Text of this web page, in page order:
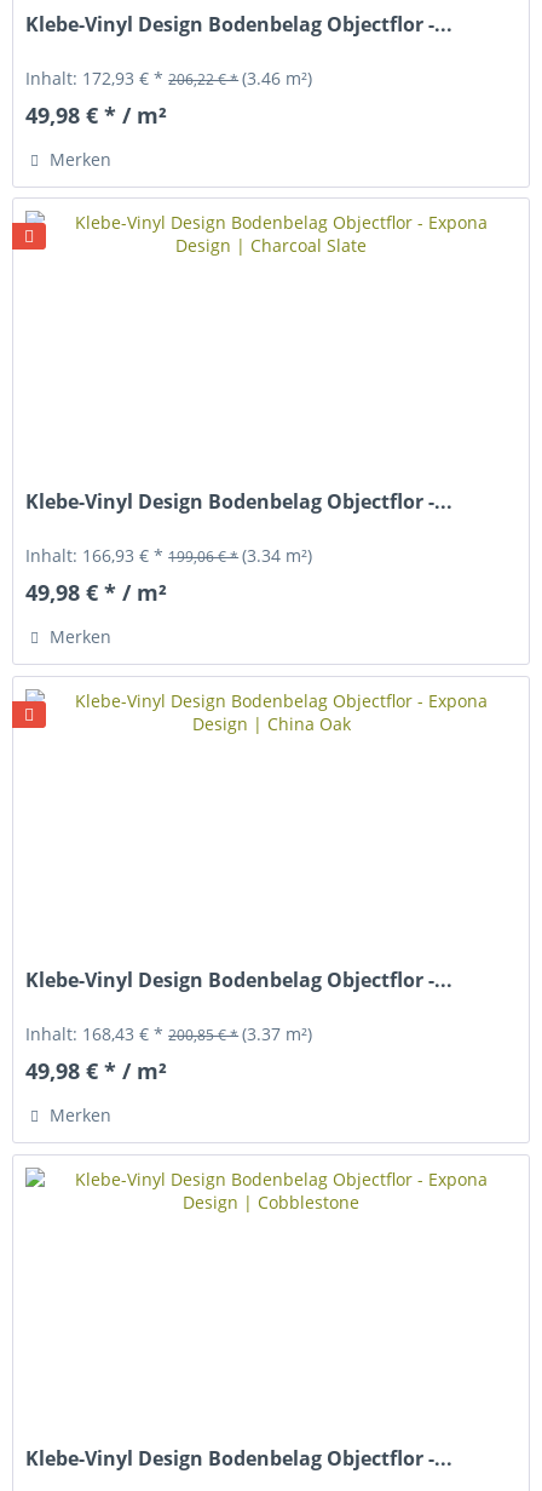
Klebe-Vinyl Design Bodenbelag Objectflor -...
Inhalt: 172,93 € *206,22 € *(3.46 m²)
49,98 € * / m²
Merken
Klebe-Vinyl Design Bodenbelag Objectflor -...
Inhalt: 166,93 € *199,06 € *(3.34 m²)
49,98 € * / m²
Merken
Klebe-Vinyl Design Bodenbelag Objectflor -...
Inhalt: 168,43 € *200,85 € *(3.37 m²)
49,98 € * / m²
Merken
Klebe-Vinyl Design Bodenbelag Objectflor -...